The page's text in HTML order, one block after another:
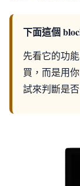
下面這個
先看它的功
買，而是用
試來判斷是